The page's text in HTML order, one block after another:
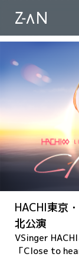
HACHI東京
北公演
VSinger
「Close to